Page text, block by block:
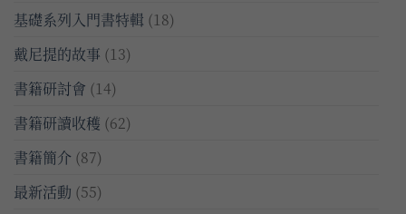
基礎系列入門書特輯 (18)
戴尼提的故事 (13)
書籍研討會 (14)
書籍研讀收穫 (62)
書籍簡介 (87)
最新活動 (55)